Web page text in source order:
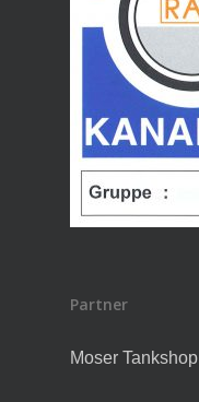
Partner
Moser Tankshop